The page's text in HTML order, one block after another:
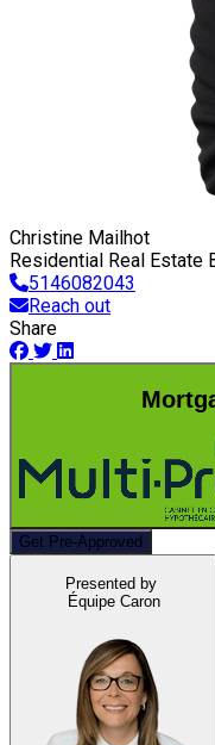
Christine Mailhot
Residential Real Estate
5146082043
Reach out
Share
Get Pre-Approved
Presented by
Équipe Caron